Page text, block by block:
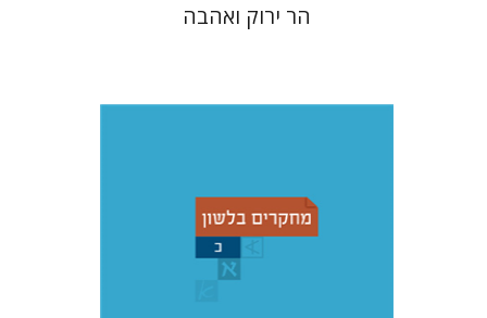
הר ירוק ואהבה
כריסטיאן שטאדל
יוחנן ברויאר
שמואל פסברג